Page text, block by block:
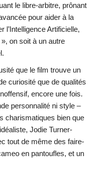
le libre-arbitre, prônant
pour aider à la
l’Intelligence Artificielle,
on soit à un autre
que le film trouve un
curiosité que de qualités
encore une fois.
personnalité ni style –
charismatiques bien que
Jodie Turner-
tout de même des faire-
en pantoufles, et un